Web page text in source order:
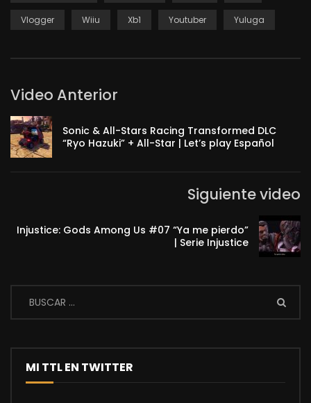
Vlogger Wiiu Xb1 Youtuber Yuluga
Video Anterior
Sonic & All-Stars Racing Transformed DLC
“Ryo Hazuki” + All-Star | Let’s play Español
Siguiente video
Injustice: Gods Among Us #07 “Ya me pierdo”
| Serie Injustice
MI TTL EN TWITTER